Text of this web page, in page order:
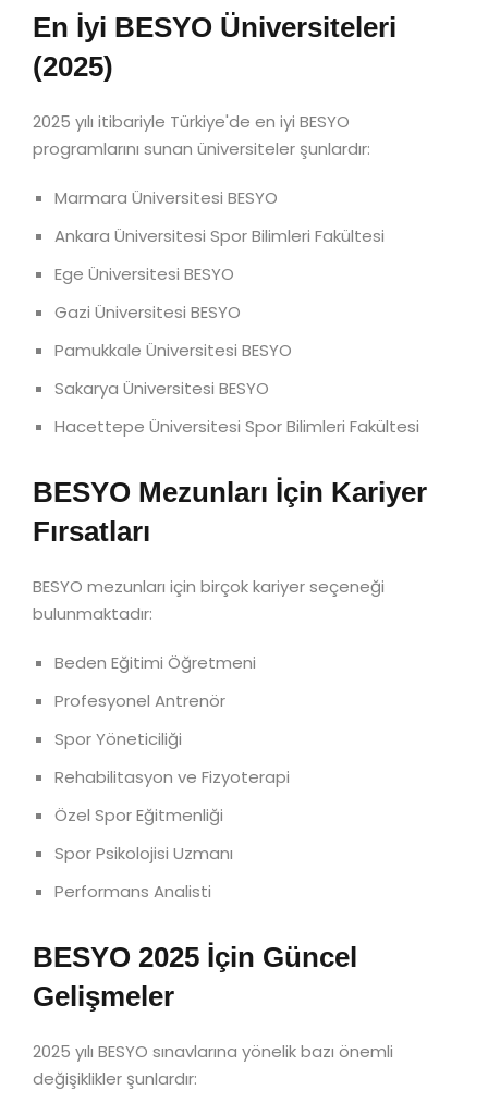
En İyi BESYO Üniversiteleri
(2025)
2025 yılı itibariyle Türkiye'de en iyi BESYO
programlarını sunan üniversiteler şunlardır:
Marmara Üniversitesi BESYO
Ankara Üniversitesi Spor Bilimleri Fakültesi
Ege Üniversitesi BESYO
Gazi Üniversitesi BESYO
Pamukkale Üniversitesi BESYO
Sakarya Üniversitesi BESYO
Hacettepe Üniversitesi Spor Bilimleri Fakültesi
BESYO Mezunları İçin Kariyer
Fırsatları
BESYO mezunları için birçok kariyer seçeneği
bulunmaktadır:
Beden Eğitimi Öğretmeni
Profesyonel Antrenör
Spor Yöneticiliği
Rehabilitasyon ve Fizyoterapi
Özel Spor Eğitmenliği
Spor Psikolojisi Uzmanı
Performans Analisti
BESYO 2025 İçin Güncel
Gelişmeler
2025 yılı BESYO sınavlarına yönelik bazı önemli
değişiklikler şunlardır: